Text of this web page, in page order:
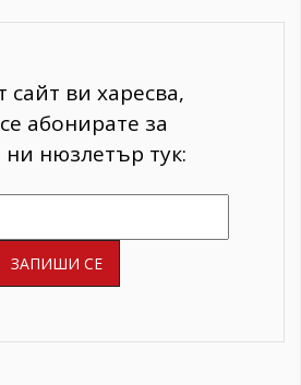
ви харесва,
абонирате за
нюзлетър тук: